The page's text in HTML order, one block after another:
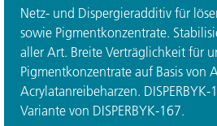
Netz- und Dispergieradditiv für
sowie Pigmentkonzentrate.
aller Art. Breite Verträglichkeit für
Pigmentkonzentrate auf Basis von
Acrylatanreibeharzen.
Variante von DISPERBYK-167.